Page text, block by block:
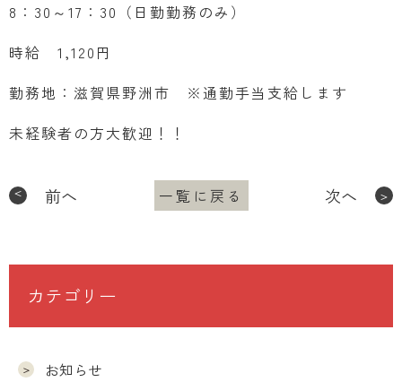
8：30～17：30（日勤勤務のみ）
時給 1,120円
勤務地：滋賀県野洲市 ※通勤手当支給します
未経験者の方大歓迎！！
前へ 一覧に戻る 次へ
カテゴリー
お知らせ